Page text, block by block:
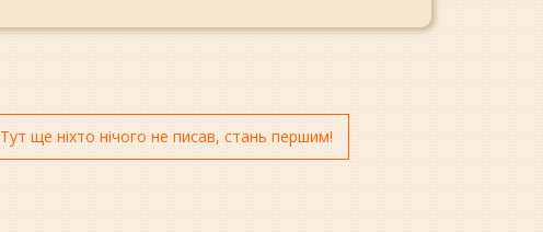
Тут ще ніхто нічого не писав, стань першим!